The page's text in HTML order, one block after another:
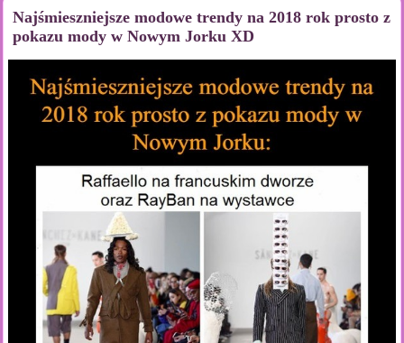
Najśmieszniejsze modowe trendy na 2018 rok prosto z
pokazu mody w Nowym Jorku XD